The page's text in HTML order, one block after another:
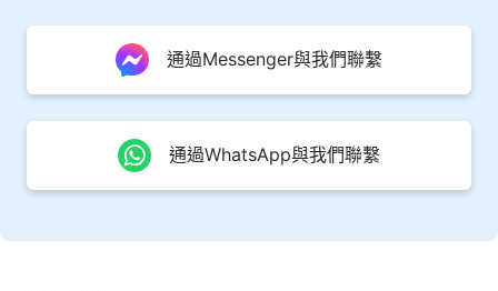
通過Messenger與我們聯繫
通過WhatsApp與我們聯繫